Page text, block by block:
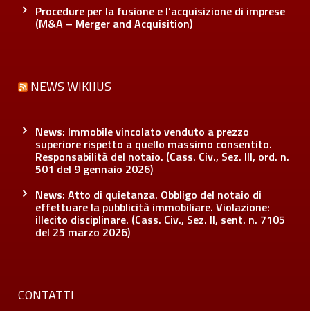
Procedure per la fusione e l’acquisizione di imprese
(M&A – Merger and Acquisition)
NEWS WIKIJUS
News: Immobile vincolato venduto a prezzo
superiore rispetto a quello massimo consentito.
Responsabilità del notaio. (Cass. Civ., Sez. III, ord. n.
501 del 9 gennaio 2026)
News: Atto di quietanza. Obbligo del notaio di
effettuare la pubblicità immobiliare. Violazione:
illecito disciplinare. (Cass. Civ., Sez. II, sent. n. 7105
del 25 marzo 2026)
CONTATTI